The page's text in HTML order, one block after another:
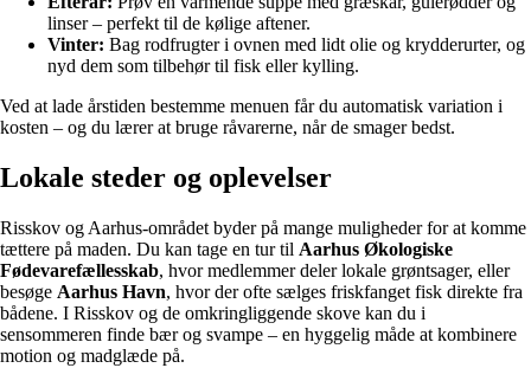
linser – perfekt til de kølige aftener.
Vinter: Bag rodfrugter i ovnen med lidt olie og krydderurter, og
nyd dem som tilbehør til fisk eller kylling.
Ved at lade årstiden bestemme menuen får du automatisk variation i
kosten – og du lærer at bruge råvarerne, når de smager bedst.
Lokale steder og oplevelser
Risskov og Aarhus-området byder på mange muligheder for at komme
tættere på maden. Du kan tage en tur til Aarhus Økologiske
Fødevarefællesskab, hvor medlemmer deler lokale grøntsager, eller
besøge Aarhus Havn, hvor der ofte sælges friskfanget fisk direkte fra
bådene. I Risskov og de omkringliggende skove kan du i
sensommeren finde bær og svampe – en hyggelig måde at kombinere
motion og madglæde på.